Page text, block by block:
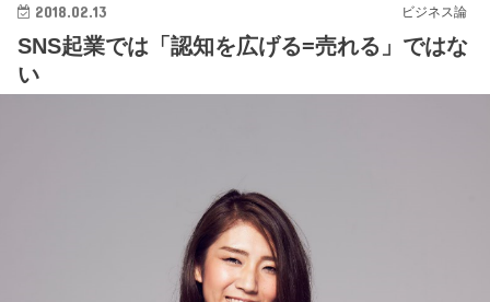
ビジネス論
2018.02.13
SNS起業では「認知を広げる=売れる」ではな
い